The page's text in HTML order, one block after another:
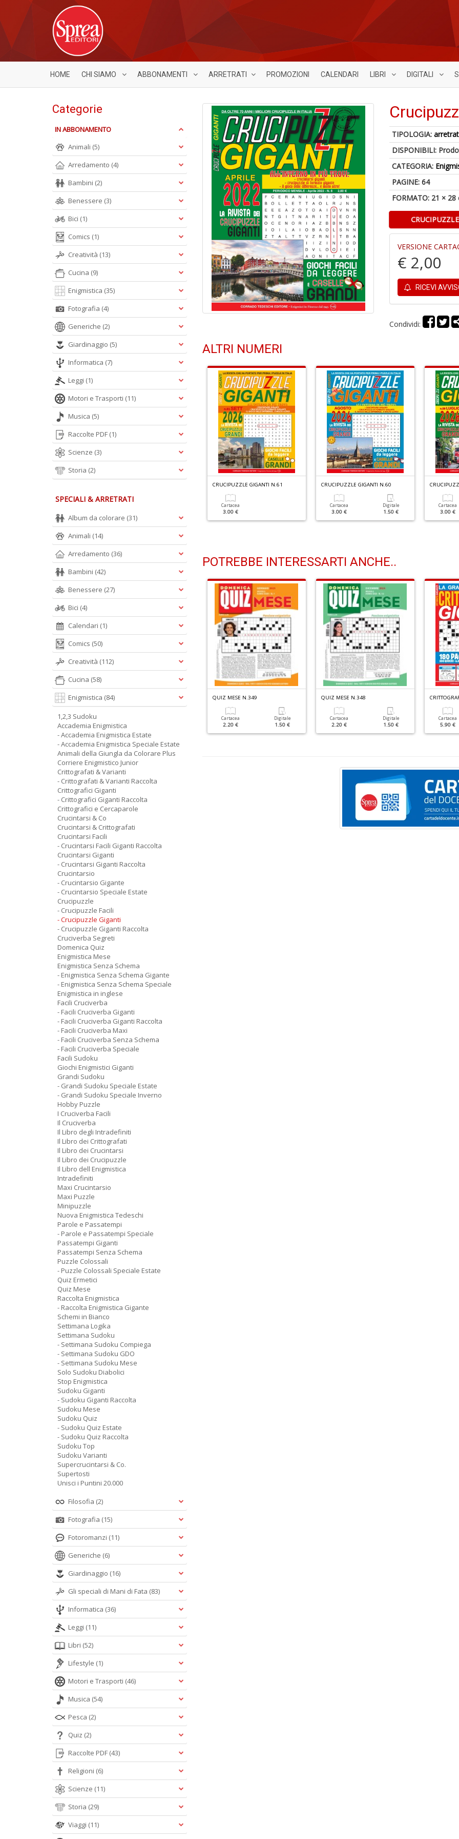
HOME CHI SIAMO ABBONAMENTI ARRETRATI PROMOZIONI CALENDARI LIBRI DIGITALI
TIPOLOGIA:
DISPONIBILI:
CATEGORIA:
PAGINE: 64
FORMATO: 21 × 28
VERSIONE
€ 2,00
RICEVI
Condividi:
ALTRI NUMERI
CRUCIPUZZLE GIGANTI N.61
Cartacea
3.00 €
CRUCIPUZZLE GIGANTI N.60
Cartacea
3.00 €
Digitale
1.50 €
Cartacea
3.00 €
POTREBBE INTERESSARTI ANCHE..
C
RUCINTARSI GIGANTI RACCOLTA N.4
Digitale
2.90 € 5.90 €
QUIZ MESE N.349
Cartacea
2.20 €
Digitale
1.50 €
QUIZ MESE N.348
Cartacea
2.20 €
Digitale
1.50 €
Cartacea
5.90 €
Categorie
IN ABBONAMENTO
Animali (5)
Arredamento (4)
Bambini (2)
Benessere (3)
Bici (1)
Comics (1)
Creatività (13)
Cucina (9)
Enigmistica (35)
Fotografia (4)
Generiche (2)
Giardinaggio (5)
Informatica (7)
Leggi (1)
Motori e Trasporti (11)
Musica (5)
Raccolte PDF (1)
Scienze (3)
Storia (2)
SPECIALI & ARRETRATI
Album da colorare (31)
Animali (14)
Arredamento (36)
Bambini (42)
Benessere (27)
Bici (4)
Calendari (1)
Comics (50)
Creatività (112)
Cucina (58)
Enigmistica (84)
1,2,3 Sudoku
Accademia Enigmistica
- Accademia Enigmistica Estate
- Accademia Enigmistica Speciale Estate
Animali della Giungla da Colorare Plus
Corriere Enigmistico Junior
Crittografati & Varianti
- Crittografati & Varianti Raccolta
Crittografici Giganti
- Crittografici Giganti Raccolta
Crittografici e Cercaparole
Crucintarsi & Co
Crucintarsi & Crittografati
Crucintarsi Facili
- Crucintarsi Facili Giganti Raccolta
Crucintarsi Giganti
- Crucintarsi Giganti Raccolta
Crucintarsio
- Crucintarsio Gigante
- Crucintarsio Speciale Estate
Crucipuzzle
- Crucipuzzle Facili
- Crucipuzzle Giganti
- Crucipuzzle Giganti Raccolta
Cruciverba Segreti
Domenica Quiz
Enigmistica Mese
Enigmistica Senza Schema
- Enigmistica Senza Schema Gigante
- Enigmistica Senza Schema Speciale
Enigmistica in inglese
Facili Cruciverba
- Facili Cruciverba Giganti
- Facili Cruciverba Giganti Raccolta
- Facili Cruciverba Maxi
- Facili Cruciverba Senza Schema
- Facili Cruciverba Speciale
Facili Sudoku
Giochi Enigmistici Giganti
Grandi Sudoku
- Grandi Sudoku Speciale Estate
- Grandi Sudoku Speciale Inverno
Hobby Puzzle
I Cruciverba Facili
Il Cruciverba
Il Libro degli Intradefiniti
Il Libro dei Crittografati
Il Libro dei Crucintarsi
Il Libro dei Crucipuzzle
Il Libro dell Enigmistica
Intradefiniti
Maxi Crucintarsio
Maxi Puzzle
Minipuzzle
Nuova Enigmistica Tedeschi
Parole e Passatempi
- Parole e Passatempi Speciale
Passatempi Giganti
Passatempi Senza Schema
Puzzle Colossali
- Puzzle Colossali Speciale Estate
Quiz Ermetici
Quiz Mese
Raccolta Enigmistica
- Raccolta Enigmistica Gigante
Schemi in Bianco
Settimana Logika
Settimana Sudoku
- Settimana Sudoku Compiega
- Settimana Sudoku GDO
- Settimana Sudoku Mese
Solo Sudoku Diabolici
Stop Enigmistica
Sudoku Giganti
- Sudoku Giganti Raccolta
Sudoku Mese
Sudoku Quiz
- Sudoku Quiz Estate
- Sudoku Quiz Raccolta
Sudoku Top
Sudoku Varianti
Supercrucintarsi & Co.
Supertosti
Unisci i Puntini 20.000
Filosofia (2)
Fotografia (15)
Fotoromanzi (11)
Generiche (6)
Giardinaggio (16)
Gli speciali di Mani di Fata (83)
Informatica (36)
Leggi (11)
Libri (52)
Lifestyle (1)
Motori e Trasporti (46)
Musica (54)
Pesca (2)
Quiz (2)
Raccolte PDF (43)
Religioni (6)
Scienze (11)
Storia (29)
Viaggi (11)